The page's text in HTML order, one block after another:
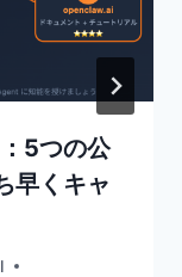
5つの公
早くキャ